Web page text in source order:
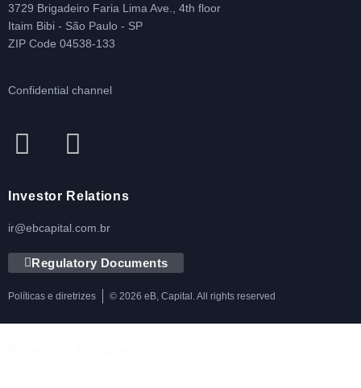
3729 Brigadeiro Faria Lima Ave., 4th floor
Itaim Bibi - São Paulo - SP
ZIP Code 04538-133
Confidential channel
Investor Relations
ir@ebcapital.com.br
Regulatory Documents
Políticas e diretrizes © 2026 eB, Capital. All rights reserved